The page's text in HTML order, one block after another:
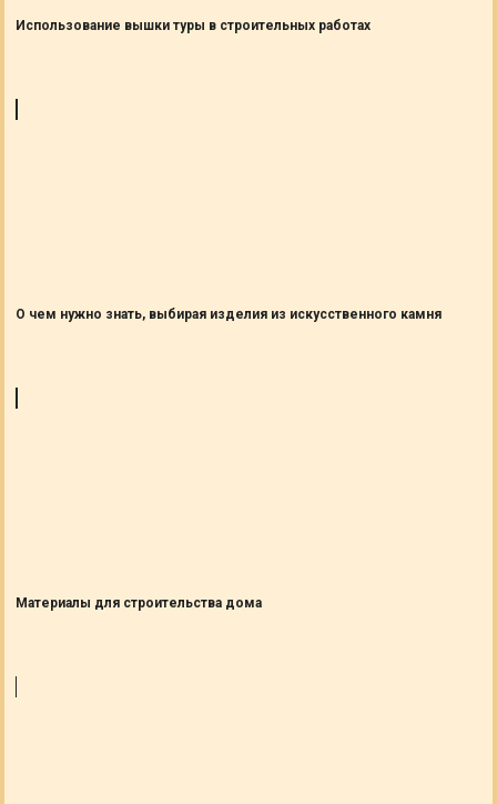
Использование вышки туры в строительных работах
О чем нужно знать, выбирая изделия из искусственного камня
Материалы для строительства дома